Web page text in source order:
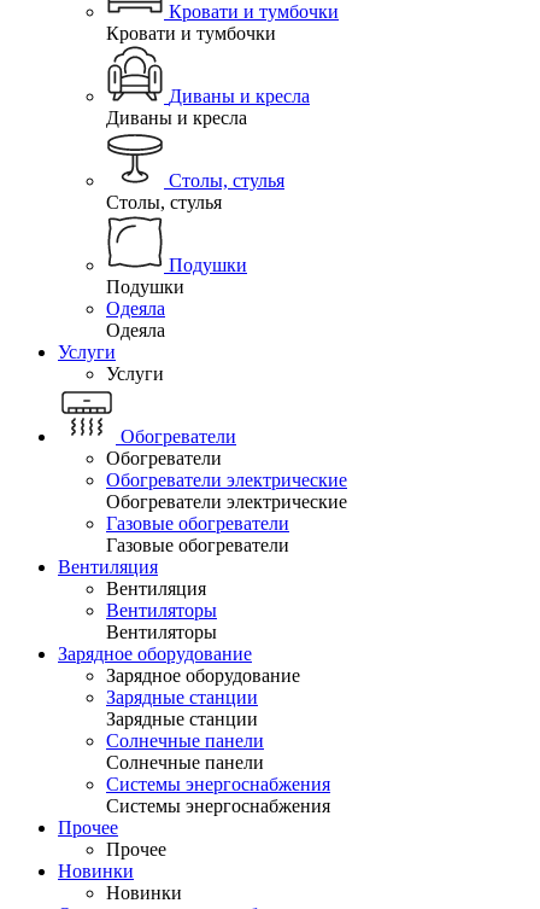
Кровати и тумбочки
Кровати и тумбочки
Диваны и кресла
Диваны и кресла
Столы, стулья
Столы, стулья
Подушки
Подушки
Одеяла
Одеяла
Услуги
Услуги
Обогреватели
Обогреватели
Обогреватели электрические
Обогреватели электрические
Газовые обогреватели
Газовые обогреватели
Вентиляция
Вентиляция
Вентиляторы
Вентиляторы
Зарядное оборудование
Зарядное оборудование
Зарядные станции
Зарядные станции
Солнечные панели
Солнечные панели
Системы энергоснабжения
Системы энергоснабжения
Прочее
Прочее
Новинки
Новинки